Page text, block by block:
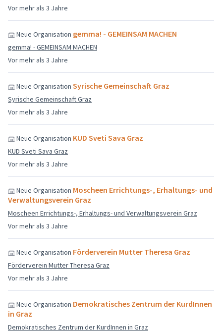
Vor mehr als 3 Jahre
Vor mehr als 3 Jahre
Neue Organisation gemma! - GEMEINSAM MACHEN
gemma! - GEMEINSAM MACHEN
Vor mehr als 3 Jahre
Neue Organisation Syrische Gemeinschaft Graz
Syrische Gemeinschaft Graz
Vor mehr als 3 Jahre
Neue Organisation KUD Sveti Sava Graz
KUD Sveti Sava Graz
Vor mehr als 3 Jahre
Neue Organisation Moscheen Errichtungs-, Erhaltungs- und
Verwaltungsverein Graz
Moscheen Errichtungs-, Erhaltungs- und Verwaltungsverein Graz
Vor mehr als 3 Jahre
Neue Organisation Förderverein Mutter Theresa Graz
Förderverein Mutter Theresa Graz
Neue Organisation Demokratisches Zentrum der KurdInnen
in Graz
Demokratisches Zentrum der KurdInnen in Graz